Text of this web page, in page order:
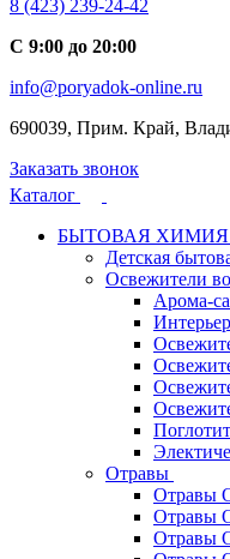
8 (423) 239-24-42
С 9:00 до 20:00
info@poryadok-online.ru
690039, Прим. Край,
Заказать звонок
Каталог
БЫТОВАЯ ХИМИЯ
Детская
Освежители
Арома-
Отравы
Отравы
Отравы
Отравы